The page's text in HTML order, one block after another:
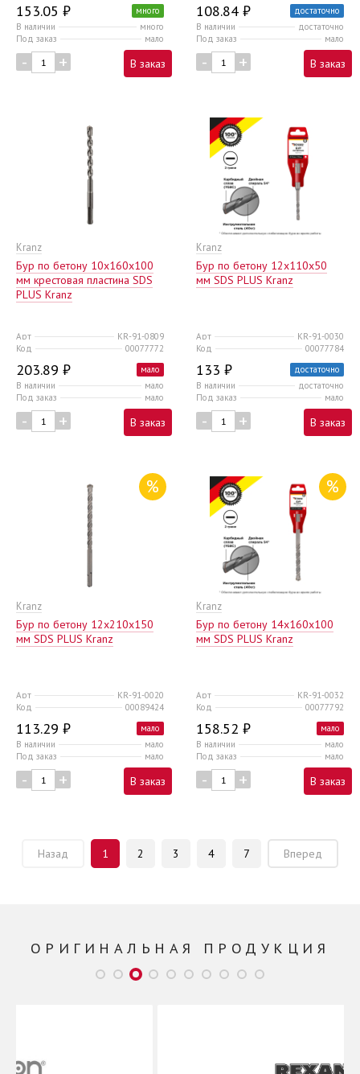
153.05 ₽
много
В наличии
много
Под заказ
мало
- + В заказ
108.84 ₽
достаточно
В наличии
достаточно
Под заказ
мало
- + В заказ
Kranz
Бур по бетону 10x160x100
мм крестовая пластина SDS
PLUS Kranz
Арт
KR-91-0809
Код
00077772
203.89 ₽
мало
В наличии
мало
Под заказ
мало
- + В заказ
Kranz
Бур по бетону 12x110x50
мм SDS PLUS Kranz
Арт
KR-91-0030
Код
00077784
133 ₽
достаточно
В наличии
достаточно
Под заказ
мало
- + В заказ
%
Kranz
Бур по бетону 12x210x150
мм SDS PLUS Kranz
Арт
KR-91-0020
Код
00089424
113.29 ₽
мало
В наличии
мало
Под заказ
мало
- + В заказ
%
Kranz
Бур по бетону 14x160x100
мм SDS PLUS Kranz
Арт
KR-91-0032
Код
00077792
158.52 ₽
мало
В наличии
мало
Под заказ
мало
- + В заказ
Назад 1 2 3 4 7 Вперед
ОРИГИНАЛЬНАЯ ПРОДУКЦИЯ